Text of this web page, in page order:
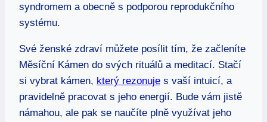
syndromem a obecně s podporou reprodukčního
systému.
Své ženské zdraví můžete posílit tím, že začleníte
Měsíční Kámen do svých rituálů a meditací. Stačí
si vybrat kámen, který rezonuje s vaší intuicí, a
pravidelně pracovat s jeho energií. Bude vám jistě
námahou, ale pak se naučíte plně využívat jeho